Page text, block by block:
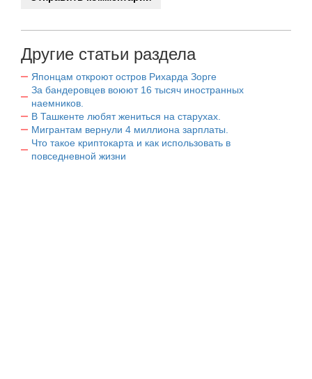
Другие статьи раздела
Японцам откроют остров Рихарда Зорге
За бандеровцев воюют 16 тысяч иностранных
наемников.
В Ташкенте любят жениться на старухах.
Мигрантам вернули 4 миллиона зарплаты.
Что такое криптокарта и как использовать в
повседневной жизни